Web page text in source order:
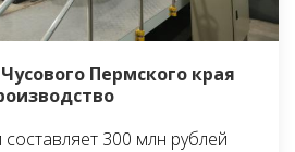
Пермского края
300 млн рублей